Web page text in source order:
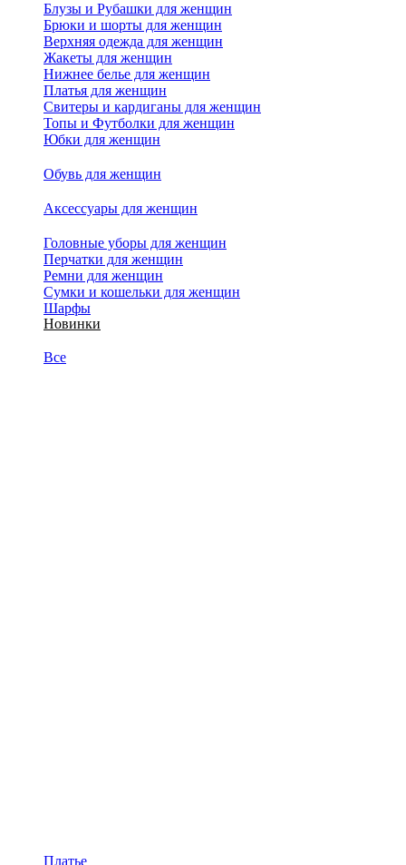
Блузы и Рубашки для женщин
Брюки и шорты для женщин
Верхняя одежда для женщин
Жакеты для женщин
Нижнее белье для женщин
Платья для женщин
Свитеры и кардиганы для женщин
Топы и Футболки для женщин
Юбки для женщин
Обувь для женщин
Аксессуары для женщин
Головные уборы для женщин
Перчатки для женщин
Ремни для женщин
Сумки и кошельки для женщин
Шарфы
Новинки
Все
Платье